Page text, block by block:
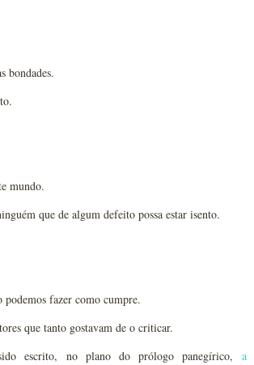
bondades.
mundo.
que de algum defeito possa estar isento.
fazer como cumpre.
que tanto gostavam de o criticar.
escrito, no plano do prólogo panegírico, a